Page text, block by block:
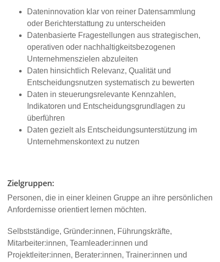
Dateninnovation klar von reiner Datensammlung
oder Berichterstattung zu unterscheiden
Datenbasierte Fragestellungen aus strategischen,
operativen oder nachhaltigkeitsbezogenen
Unternehmenszielen abzuleiten
Daten hinsichtlich Relevanz, Qualität und
Entscheidungsnutzen systematisch zu bewerten
Daten in steuerungsrelevante Kennzahlen,
Indikatoren und Entscheidungsgrundlagen zu
überführen
Daten gezielt als Entscheidungsunterstützung im
Unternehmenskontext zu nutzen
Zielgruppen:
Personen, die in einer kleinen Gruppe an ihre persönlichen
Anfordernisse orientiert lernen möchten.
Selbstständige, Gründer:innen, Führungskräfte,
Mitarbeiter:innen, Teamleader:innen und
Projektleiter:innen, Berater:innen, Trainer:innen und